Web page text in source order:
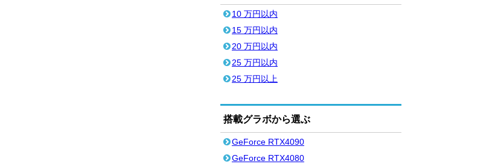
10 万円以内
15 万円以内
20 万円以内
25 万円以内
25 万円以上
搭載グラボから選ぶ
GeForce RTX4090
GeForce RTX4080